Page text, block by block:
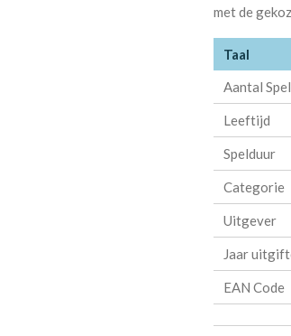
met de
Taal
Aantal
Leeftijd
Spelduur
Categorie
Uitgever
Jaar
EAN Code